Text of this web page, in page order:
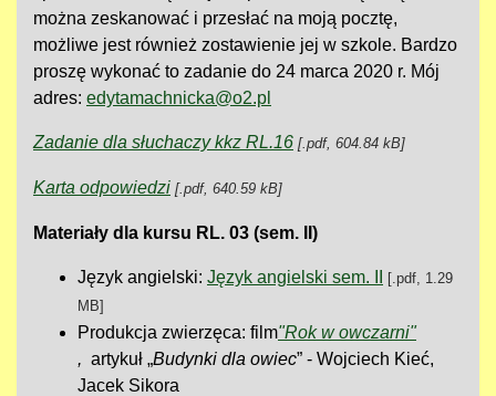
można zeskanować i przesłać na moją pocztę,
możliwe jest również zostawienie jej w szkole. Bardzo
proszę wykonać to zadanie do 24 marca 2020 r. Mój
adres: edytamachnicka@o2.pl
Zadanie dla słuchaczy kkz RL.16 [.pdf, 604.84 kB]
Karta odpowiedzi [.pdf, 640.59 kB]
Materiały dla kursu RL. 03 (sem. II)
Język angielski: Język angielski sem. II
[.pdf, 1.29
MB]
Produkcja zwierzęca: film"Rok w owczarni"
, artykuł „Budynki dla owiec” - Wojciech Kieć,
Jacek Sikora